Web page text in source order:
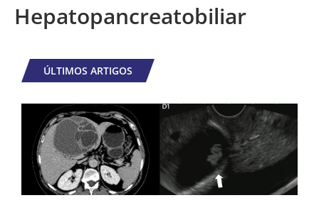
Hepatopancreatobiliar
ÚLTIMOS ARTIGOS